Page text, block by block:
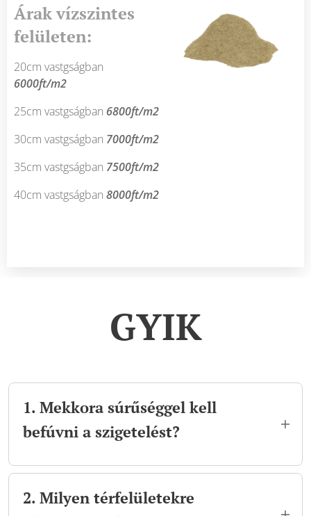
Árak vízszintes
felületen:
20cm vastgságban
6000ft/m2
25cm vastgságban 6800ft/m2
30cm vastgságban 7000ft/m2
35cm vastgságban 7500ft/m2
40cm vastgságban 8000ft/m2
GYIK
1. Mekkora súrűséggel kell
befúvni a szigetelést?
Nyitott befúvás: 25 kg/m³
Zárt befúvás: 29 kg/m³
2. Milyen térfelületekre